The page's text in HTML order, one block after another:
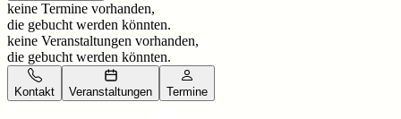
keine Termine vorhanden,
die gebucht werden könnten.
keine Veranstaltungen vorhanden,
die gebucht werden könnten.
Kontakt Veranstaltungen Termine